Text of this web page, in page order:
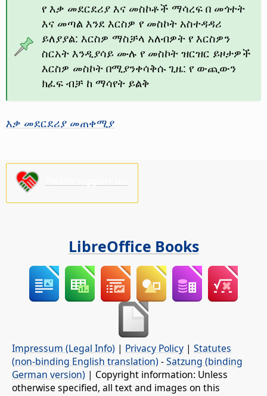
የ እቃ መደርደሪያ እና መስኮቶች ማሳረፍ በ መጎተት
እና መጣል እንደ እርስዎ የ መስኮት አስተዳዳሪ
ይለያያል: እርስዎ ማስቻላ አለብዎት የ እርስዎን
ስርአት እንዲያሳይ ሙሉ የ መስኮት ዝርዝር ይዞታዎች
እርስዎ መስኮት በሚያንቀሳቅሱ ጊዜ: የ ውጪውን
ክፈፍ ብቻ ከ ማሳየት ይልቅ
እቃ መደርደሪያ መጠቀሚያ
LibreOffice Books
Impressum (Legal Info) | Privacy Policy | Statutes
(non-binding English translation) -Satzung (binding
German version) | Copyright information: Unless
otherwise specified, all text and images on this